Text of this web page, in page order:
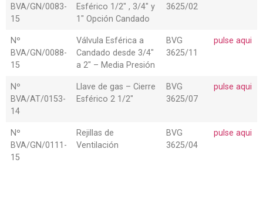
BVA/GN/0083-
15
Esférico 1/2″ , 3/4″ y
1″ Opción Candado
3625/02
Nº
BVA/GN/0088-
15
Válvula Esférica a
Candado desde 3/4″
a 2″ – Media Presión
BVG
3625/11
pulse aqui
Nº
BVA/AT/0153-
14
Llave de gas – Cierre
Esférico 2 1/2″
BVG
3625/07
pulse aqui
Nº
BVA/GN/0111-
15
Rejillas de
Ventilación
BVG
3625/04
pulse aqui